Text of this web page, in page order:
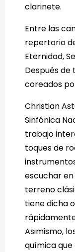
clarinete.
Entre las
repertorio
Eternidad,
Después de
coreados
Christian
Sinfónica
trabajo
toques de
escuchar
terreno
tiene dicha
Asimismo,
química